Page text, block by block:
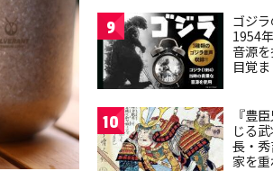
9
ゴジ
1954
音源
目覚
10
『豊
じる
長・
家を